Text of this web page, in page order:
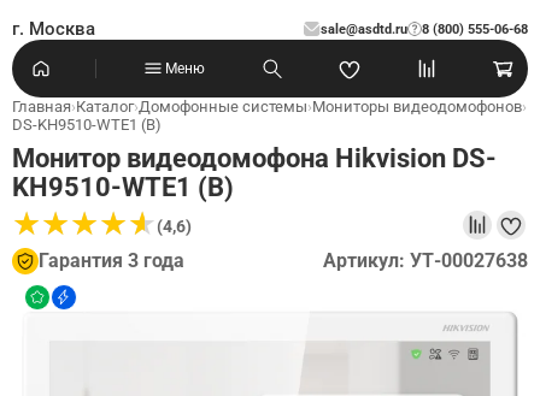
г. Москва sale@asdtd.ru 8 (800) 555-06-68
?
Меню
Главная›Каталог›Домофонные системы›Мониторы видеодомофонов›
DS-KH9510-WTE1 (B)
Монитор видеодомофона Hikvision DS-
KH9510-WTE1 (B)
★★★★★
★★★★★(4,6)
Гарантия 3 года Артикул: УТ-00027638